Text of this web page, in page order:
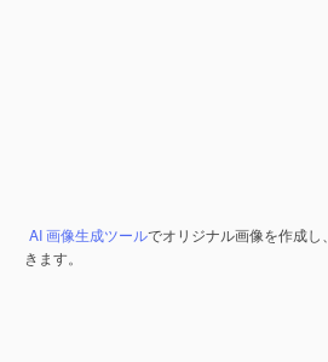
AI 画像生成ツールでオリジナル画像を作成し、
きます。